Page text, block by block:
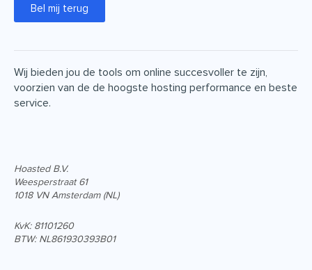
Bel mij terug
Wij bieden jou de tools om online succesvoller te zijn,
voorzien van de de hoogste hosting performance en beste
service.
Hoasted B.V.
Weesperstraat 61
1018 VN Amsterdam (NL)
KvK: 81101260
BTW: NL861930393B01